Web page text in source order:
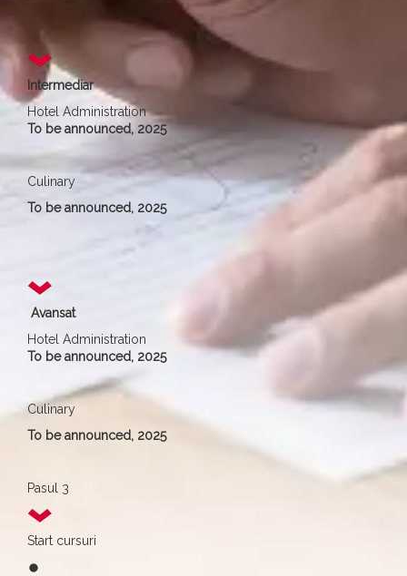
Intermediar
Hotel Administration
To be announced, 2025
Culinary
To be announced, 2025
Avansat
Hotel Administration
To be announced, 2025
Culinary
To be announced, 2025
Pasul 3
Start cursuri
fiber_manual_record